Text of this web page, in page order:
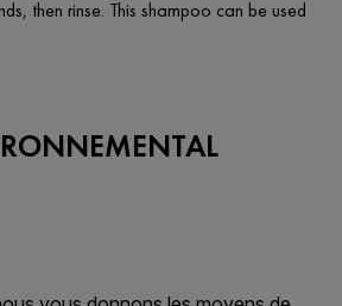
then rinse. This shampoo can be used